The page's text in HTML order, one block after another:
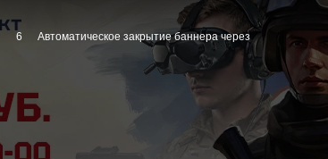
5 Автоматическое закрытие баннера через